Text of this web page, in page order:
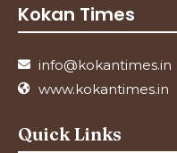
Kokan Times
info@kokantimes.in
www.kokantimes.in
Quick Links